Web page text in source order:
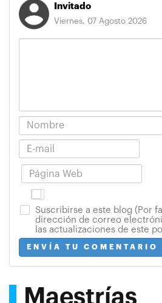
Invitado
Viernes, 07 Agosto 2026
Suscribirse a este blog (Por
dirección de correo
las actualizaciones de este
ENVÍA TU COMENTARIO
Maestrías